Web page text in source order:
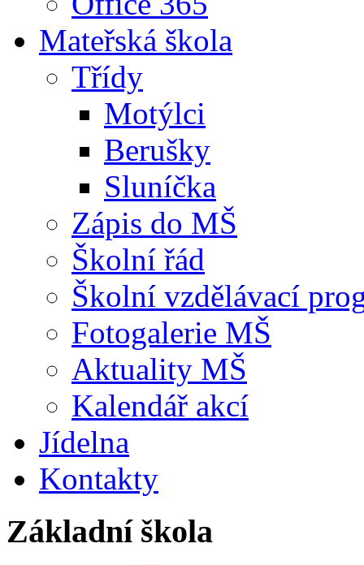
Mateřská škola
Třídy
Motýlci
Berušky
Sluníčka
Zápis do MŠ
Školní řád
Školní vzdělávací
Fotogalerie MŠ
Aktuality MŠ
Kalendář akcí
Jídelna
Kontakty
Základní škola